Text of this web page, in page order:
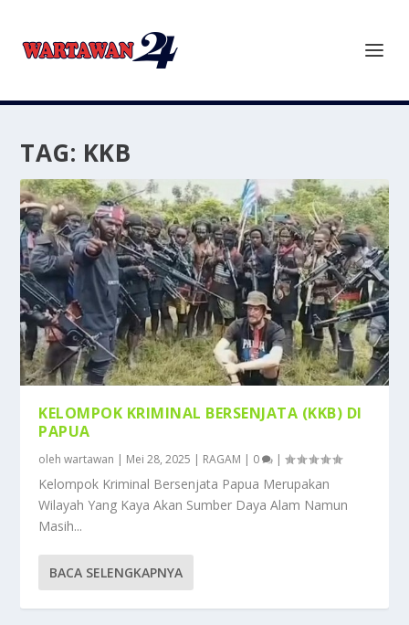
TAG: KKB
KELOMPOK KRIMINAL BERSENJATA (KKB) DI
PAPUA
olehwartawan Mei 28, 2025 RAGAM 0 |
Kelompok Kriminal Bersenjata Papua Merupakan
Wilayah Yang Kaya Akan Sumber Daya Alam Namun
Masih...
BACA SELENGKAPNYA